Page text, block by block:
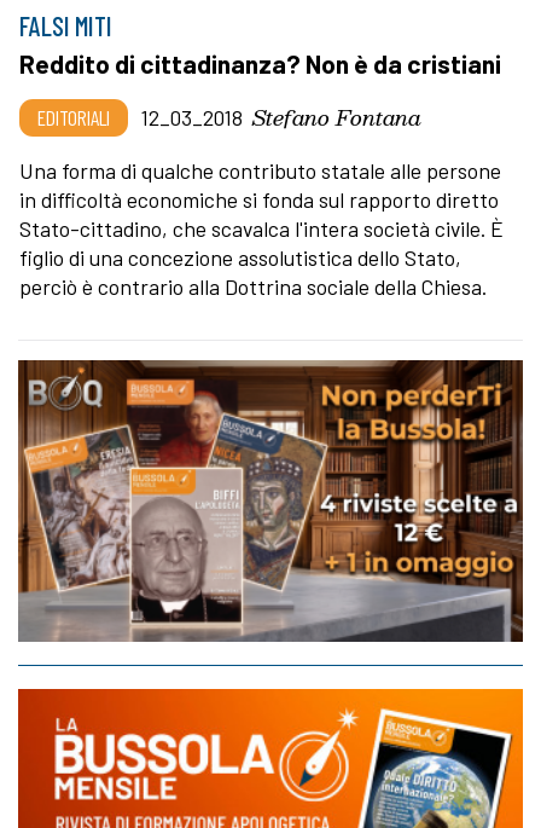
FALSI MITI
Reddito di cittadinanza? Non è da cristiani
EDITORIALI 12_03_2018 Stefano Fontana
Una forma di qualche contributo statale alle persone
in difficoltà economiche si fonda sul rapporto diretto
Stato-cittadino, che scavalca l'intera società civile. È
figlio di una concezione assolutistica dello Stato,
perciò è contrario alla Dottrina sociale della Chiesa.